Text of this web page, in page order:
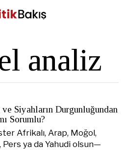
analiz
ve Siyahların Durgunluğundan
Sorumlu?
Afrikalı, Arap, Moğol,
Pers ya da Yahudi olsun—